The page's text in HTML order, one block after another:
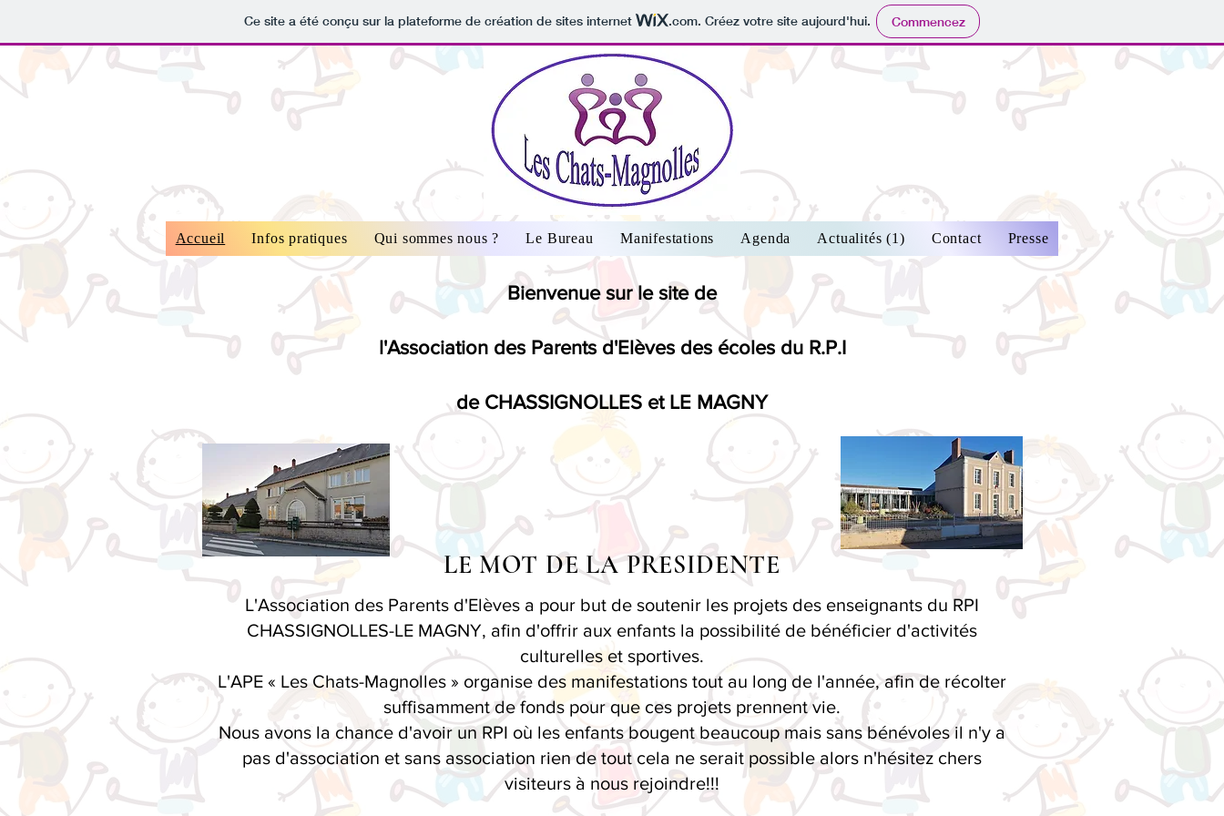
Ce site a été conçu sur la plateforme de création de sites internet .com. Créez votre site aujourd'hui. Commencez
Accueil Infos pratiques Qui sommes nous ? Le Bureau Manifestations Agenda Actualités (1) Contact Presse
Bienvenue sur le site de
l'Association des Parents d'Elèves des écoles du R.P.I
de CHASSIGNOLLES et LE MAGNY
LE MOT DE LA PRESIDENTE
L'Association des Parents d'Elèves a pour but de soutenir les projets des enseignants du RPI
CHASSIGNOLLES-LE MAGNY, afin d'offrir aux enfants la possibilité de bénéficier d'activités
culturelles et sportives.
L'APE « Les Chats-Magnolles » organise des manifestations tout au long de l'année, afin de récolter
suffisamment de fonds pour que ces projets prennent vie.
Nous avons la chance d'avoir un RPI où les enfants bougent beaucoup mais sans bénévoles il n'y a
pas d'association et sans association rien de tout cela ne serait possible alors n'hésitez chers
visiteurs à nous rejoindre!!!